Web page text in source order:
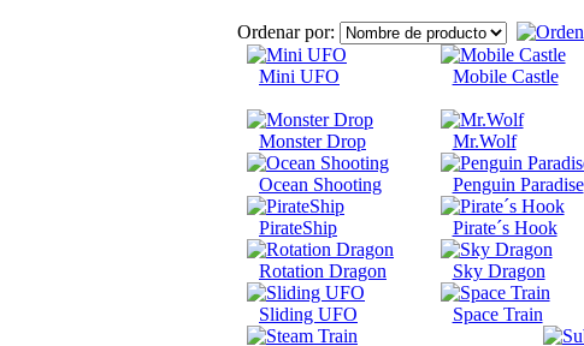
Ordenar por:
Mini UFO
Mobile Castle
Monster Drop Mr.Wolf
Ocean Shooting Penguin Paradise
PirateShip Pirate´s Hook
Rotation Dragon Sky Dragon
Sliding UFO Space Train